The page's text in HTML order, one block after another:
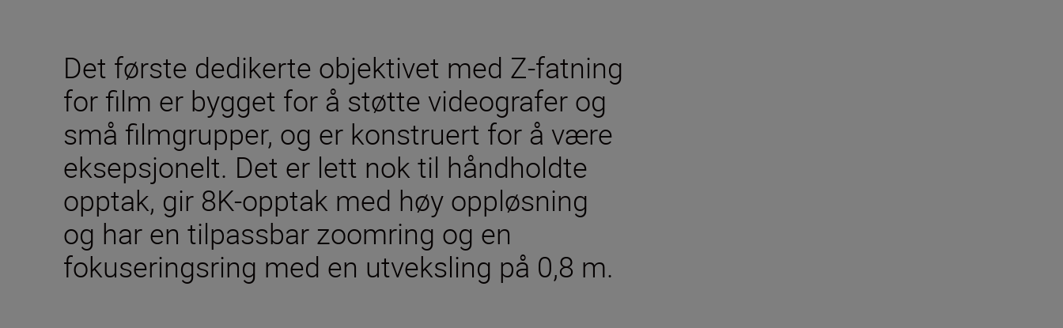
Det første dedikerte objektivet med Z-fatning
for film er bygget for å støtte videografer og
små filmgrupper, og er konstruert for å være
eksepsjonelt. Det er lett nok til håndholdte
opptak, gir 8K-opptak med høy oppløsning
og har en tilpassbar zoomring og en
fokuseringsring med en utveksling på 0,8 m.